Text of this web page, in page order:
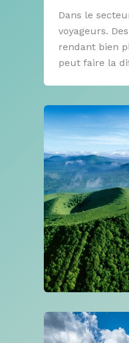
Dans le
voyageurs.
rendant bien
peut faire la